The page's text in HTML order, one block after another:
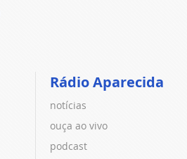
Rádio Aparecida
notícias
ouça ao vivo
podcast